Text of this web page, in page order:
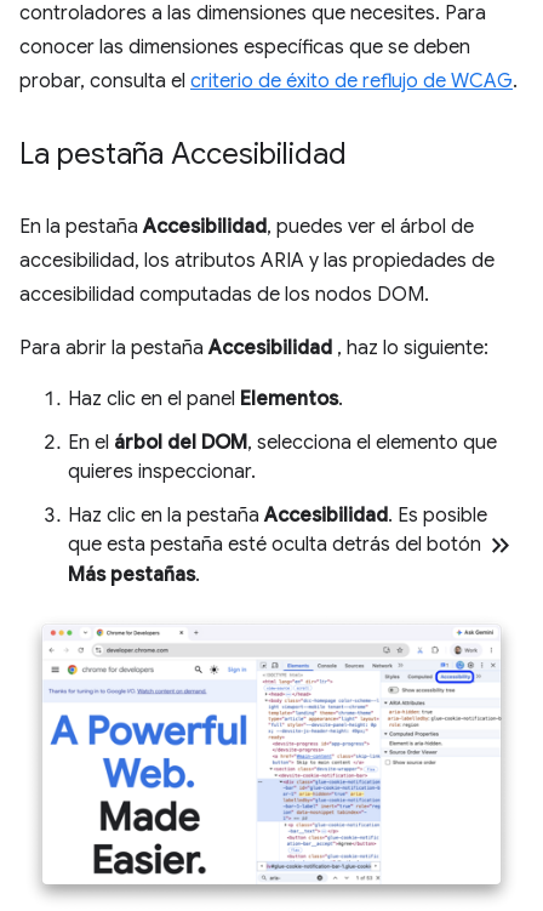
controladores a las dimensiones que necesites. Para
conocer las dimensiones específicas que se deben
probar, consulta el criterio de éxito de reflujo de WCAG.
La pestaña Accesibilidad
En la pestañaAccesibilidad, puedes ver el árbol de
accesibilidad, los atributos ARIA y las propiedades de
accesibilidad computadas de los nodos DOM.
Para abrir la pestañaAccesibilidad , haz lo siguiente:
Haz clic en el panel Elementos.
En el árbol del DOM, selecciona el elemento que
quieres inspeccionar.
Haz clic en la pestañaAccesibilidad. Es posible
que esta pestaña esté oculta detrás del botón keyboard_double_arrow_right
Más pestañas.